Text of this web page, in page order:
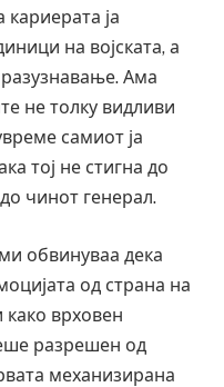
кариерата ја
на војската, а
Ама
не толку видливи
самиот ја
тој не стигна до
чинот генерал.
обвинуваа дека
од страна на
како врховен
разрешен од
механизирана